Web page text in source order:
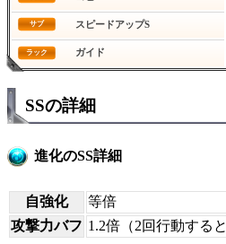
サブ スピードアップS
ラック ガイド
SSの詳細
進化のSS詳細
自強化
等倍
攻撃力バフ 1.2倍（2回行動すると